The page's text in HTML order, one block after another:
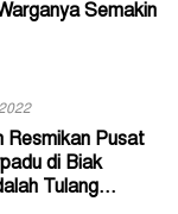
Semakin
Resmikan Pusat
di Biak
Tulang